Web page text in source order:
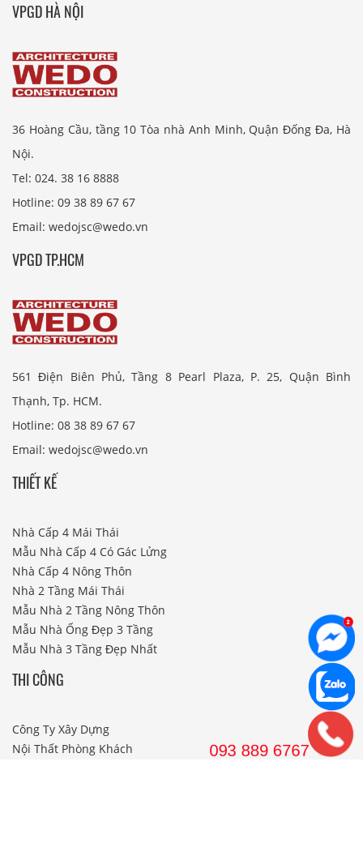
VPGD HÀ NỘI
36 Hoàng Cầu, tầng 10 Tòa nhà Anh Minh, Quận Đống Đa, Hà
Nội.
Tel: 024. 38 16 8888
Hotline: 09 38 89 67 67
Email: wedojsc@wedo.vn
VPGD TP.HCM
561 Điện Biên Phủ, Tầng 8 Pearl Plaza, P. 25, Quận Bình
Thạnh, Tp. HCM.
Hotline: 08 38 89 67 67
Email: wedojsc@wedo.vn
THIẾT KẾ
Nhà Cấp 4 Mái Thái
Mẫu Nhà Cấp 4 Có Gác Lửng
Nhà Cấp 4 Nông Thôn
Nhà 2 Tầng Mái Thái
Mẫu Nhà 2 Tầng Nông Thôn
Mẫu Nhà Ống Đẹp 3 Tầng
Mẫu Nhà 3 Tầng Đẹp Nhất
THI CÔNG
Công Ty Xây Dựng
Nội Thất Phòng Khách